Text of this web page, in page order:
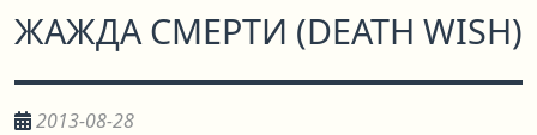
ЖАЖДА СМЕРТИ (DEATH WISH)
2013-08-28